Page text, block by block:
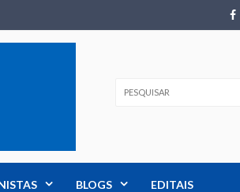
BLOGS EDITAIS